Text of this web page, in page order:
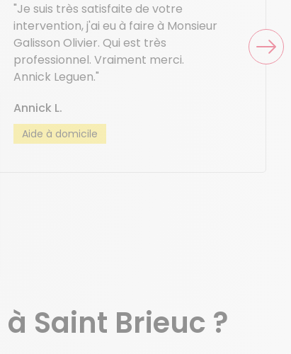
"Je suis très satisfaite de votre
intervention, j'ai eu à faire à Monsieur
Galisson Olivier. Qui est très
professionnel. Vraiment merci.
Annick Leguen."
Annick L.
Aide à domicile
à Saint Brieuc ?